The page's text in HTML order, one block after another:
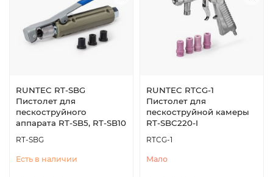
RUNTEC RT-SBG
Пистолет для
пескоструйного
аппарата RT-SB5, RT-SB10
RT-SBG
Есть в наличии
RUNTEC RTCG-1
Пистолет для
пескоструйной камеры
RT-SBC220-I
RTCG-1
Мало